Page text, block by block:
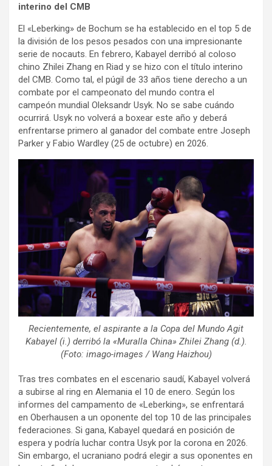
interino del CMB
El «Leberking» de Bochum se ha establecido en el top 5 de
la división de los pesos pesados con una impresionante
serie de nocauts. En febrero, Kabayel derribó al coloso
chino Zhilei Zhang en Riad y se hizo con el título interino
del CMB. Como tal, el púgil de 33 años tiene derecho a un
combate por el campeonato del mundo contra el
campeón mundial Oleksandr Usyk. No se sabe cuándo
ocurrirá. Usyk no volverá a boxear este año y deberá
enfrentarse primero al ganador del combate entre Joseph
Parker y Fabio Wardley (25 de octubre) en 2026.
Recientemente, el aspirante a la Copa del Mundo Agit
Kabayel (i.) derribó la «Muralla China» Zhilei Zhang (d.).
(Foto: imago-images / Wang Haizhou)
Tras tres combates en el escenario saudí, Kabayel volverá
a subirse al ring en Alemania el 10 de enero. Según los
informes del campamento de «Leberking», se enfrentará
en Oberhausen a un oponente del top 10 de las principales
federaciones. Si gana, Kabayel quedará en posición de
espera y podría luchar contra Usyk por la corona en 2026.
Sin embargo, el ucraniano podrá elegir a sus oponentes en